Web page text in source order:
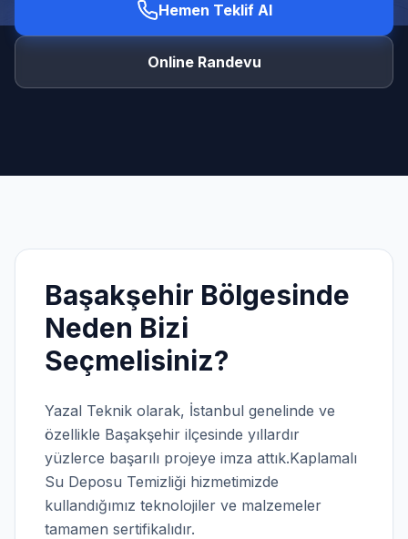
Hemen Teklif Al
Online Randevu
Başakşehir Bölgesinde
Neden Bizi
Seçmelisiniz?
Yazal Teknik olarak, İstanbul genelinde ve
özellikle Başakşehir ilçesinde yıllardır
yüzlerce başarılı projeye imza attık.Kaplamalı
Su Deposu Temizliği hizmetimizde
kullandığımız teknolojiler ve malzemeler
tamamen sertifikalıdır.